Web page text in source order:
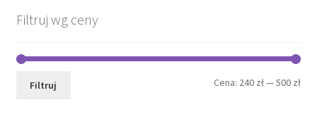
Filtruj wg ceny
Filtruj Cena: 240 zł—500 zł